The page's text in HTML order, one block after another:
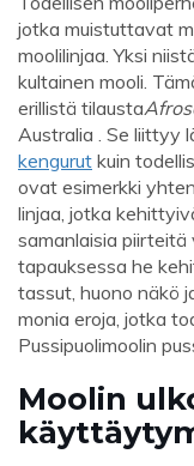
jotka muistuttavat
moolilinjaa. Yksi
kultainen mooli.
erillistä tilausta
Australia . Se liittyy
kengurut kuin
ovat esimerkki
linjaa, jotka
samanlaisia
tapauksessa he
tassut, huono näkö
monia eroja, jotka
Pussipuolimoolin
Moolin